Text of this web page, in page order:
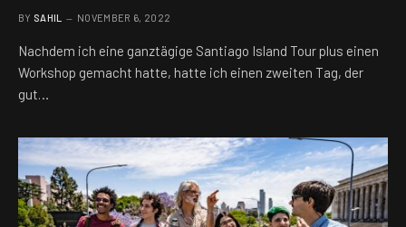
BY SAHIL NOVEMBER 6, 2022
Nachdem ich eine ganztägige Santiago Island Tour plus einen
Workshop gemacht hatte, hatte ich einen zweiten Tag, der
gut…